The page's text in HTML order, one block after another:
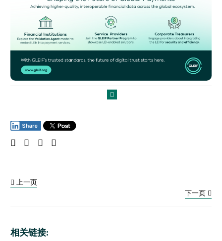
上一页
下一页
相关链接: